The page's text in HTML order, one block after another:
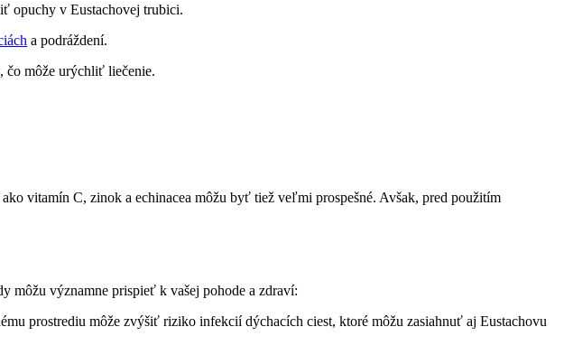
opuchy v Eustachovej trubici.
a podráždení.
čo môže urýchliť liečenie.
vitamín C, zinok a echinacea môžu byť tiež veľmi prospešné. Avšak, pred použitím
môžu významne prispieť k vašej pohode a zdraví:
prostrediu môže zvýšiť riziko infekcií dýchacích ciest, ktoré môžu zasiahnuť aj Eustachovu